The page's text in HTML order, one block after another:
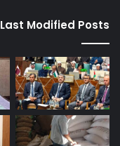
Last Modified Posts